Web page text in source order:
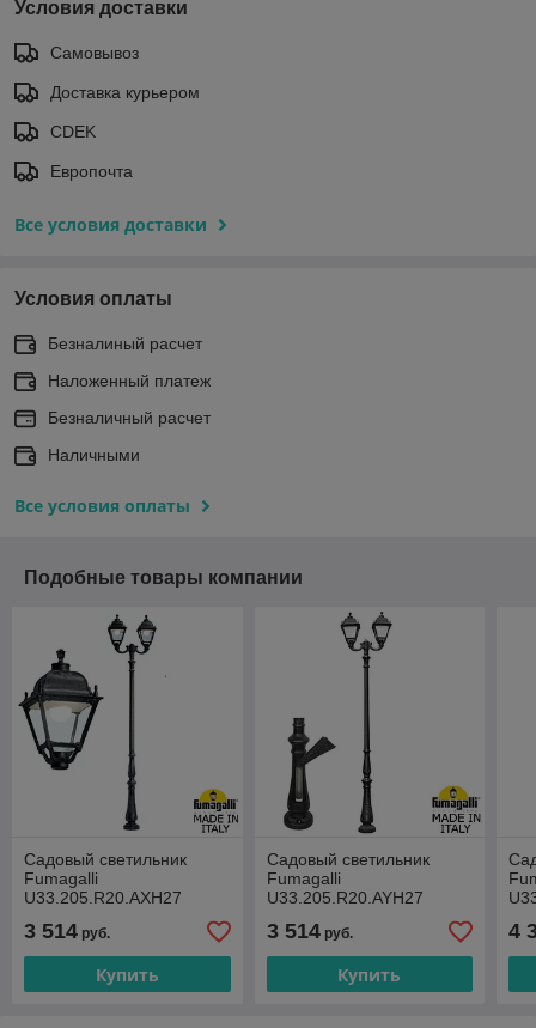
Условия доставки
Самовывоз
Доставка курьером
CDEK
Европочта
Все условия доставки
Условия оплаты
Безналиный расчет
Наложенный платеж
Безналичный расчет
Наличными
Все условия оплаты
Подобные товары компании
Садовый светильник
Fumagalli
U33.205.R20.AXH27
3 514 руб.
Купить
Садовый светильник
Fumagalli
U33.205.R20.AYH27
3 514руб.
Купить
4